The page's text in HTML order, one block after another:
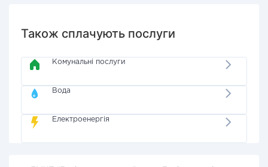
Також сплачують послуги
Комунальні послуги
Вода
Електроенергія